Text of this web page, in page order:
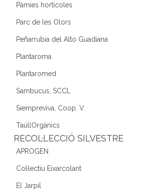
Pàmies hortícoles
Parc de les Olors
Peñarrubia del Alto Guadiana
Plantaroma
Plantaromed
Sambucus, SCCL
Siempreviva, Coop. V.
TaüllOrgànics
RECOL·LECCIÓ SILVESTRE
APROGEN
Col·lectiu Eixarcolant
El Jarpil